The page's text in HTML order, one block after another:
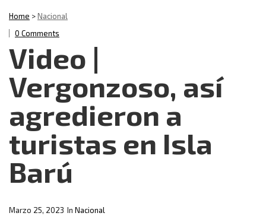
Home >Nacional
0 Comments
Video |
Vergonzoso, así
agredieron a
turistas en Isla
Barú
In Nacional
Marzo 25, 2023